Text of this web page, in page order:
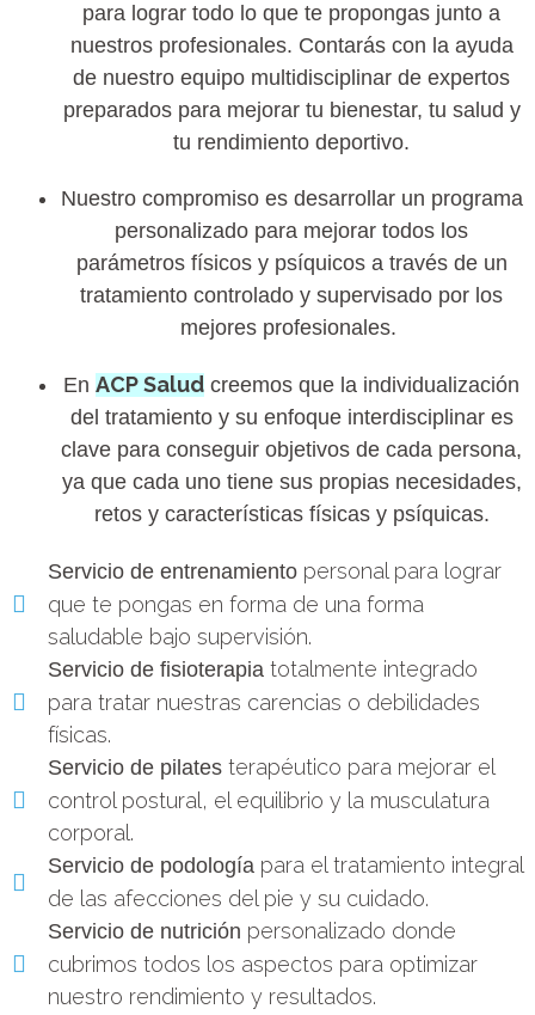
para lograr todo lo que te propongas junto a
nuestros profesionales. Contarás con la ayuda
de nuestro equipo multidisciplinar de expertos
preparados para mejorar tu bienestar, tu salud y
tu rendimiento deportivo.
Nuestro compromiso es desarrollar un programa
personalizado para mejorar todos los
parámetros físicos y psíquicos a través de un
tratamiento controlado y supervisado por los
mejores profesionales.
En ACP Salud creemos que la individualización
del tratamiento y su enfoque interdisciplinar es
clave para conseguir objetivos de cada persona,
ya que cada uno tiene sus propias necesidades,
retos y características físicas y psíquicas.
Servicio de entrenamiento personal para lograr
que te pongas en forma de una forma
saludable bajo supervisión.
Servicio de fisioterapia totalmente integrado
para tratar nuestras carencias o debilidades
físicas.
Servicio de pilates terapéutico para mejorar el
control postural, el equilibrio y la musculatura
corporal.
Servicio de podología para el tratamiento integral
de las afecciones del pie y su cuidado.
Servicio de nutrición personalizado donde
cubrimos todos los aspectos para optimizar
nuestro rendimiento y resultados.